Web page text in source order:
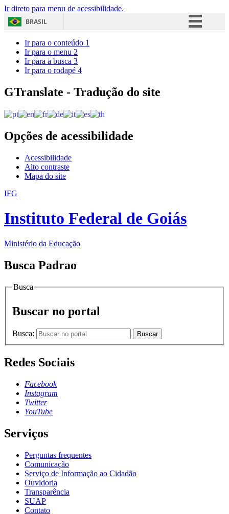
Ir direto para menu de acessibilidade.
BRASIL
Acesso à informação
Ir para o conteúdo 1
Ir para o menu 2
Ir para a busca 3
Ir para o rodapé 4
GTranslate - Tradução do site
Opções de acessibilidade
Acessibilidade
Alto contraste
Mapa do site
IFG
Instituto Federal de Goiás
Ministério da Educação
Busca Padrao
Busca
Buscar no portal
Busca: Buscar
Redes Sociais
Facebook
Instagram
Twitter
YouTube
Serviços
Perguntas frequentes
Comunicação
Serviço de Informação ao Cidadão
Ouvidoria
Transparência
SUAP
Contato